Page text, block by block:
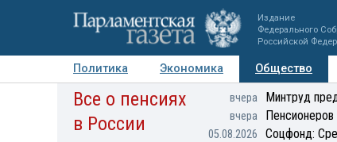
Издание
Федерального
Российской
Политика Экономика Общество
Авторы Персоны Мнения
Все о пенсиях
в России
вчера Минтруд
вчера
05.08.2026 Соцфонд: